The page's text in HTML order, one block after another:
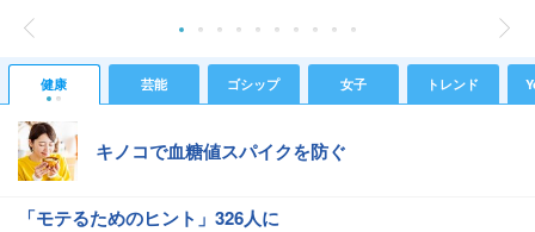
健康 芸能 ゴシップ 女子 トレンド
キノコで血糖値スパイクを防ぐ
「モテるためのヒント」326人に